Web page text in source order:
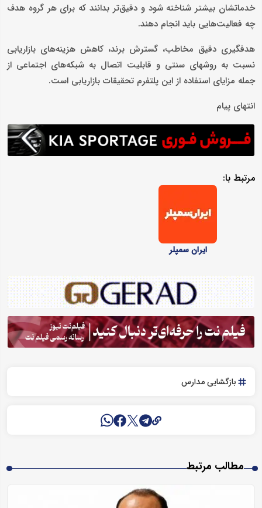
خدماتشان بیشتر شناخته شود و دقیق‌تر بدانند که برای هر گروه هدف
چه فعالیت‌هایی باید انجام دهند.
هدفگیری دقیق مخاطب، گسترش برند، کاهش هزینه‌های بازاریابی
نسبت به روشهای سنتی و قابلیت اتصال به شبکه‌های اجتماعی از
جمله مزایای استفاده از این پلتفرم تحقیقات بازاریابی است.
انتهای پیام
مرتبط با:
ایران سمپلر
بازگشایی مدارس
مطالب مرتبط